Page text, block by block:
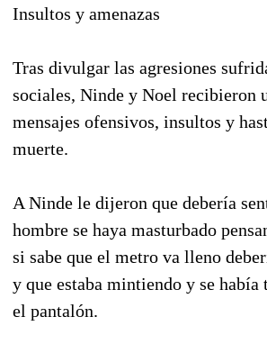
Insultos y amenazas
Tras divulgar las agresiones
sociales, Ninde y Noel recibieron
mensajes ofensivos, insultos y
muerte.
A Ninde le dijeron que debería
hombre se haya masturbado
si sabe que el metro va lleno
y que estaba mintiendo y se había
el pantalón.